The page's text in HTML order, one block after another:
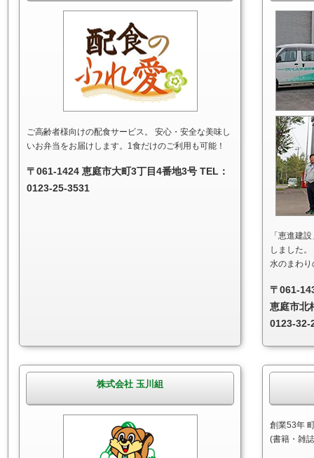
ご高齢者様向けの配食サービス。 安心・安全な美味し
いお弁当をお届けします。1食だけのご利用も可能！
〒061-1424 恵庭市大町3丁目4番地3号 TEL：
0123-25-3531
「恵進建
しました。
水のまわ
〒061-
恵庭市北
0123-32-
株式会社 玉川組
創業53年
(書籍・雑